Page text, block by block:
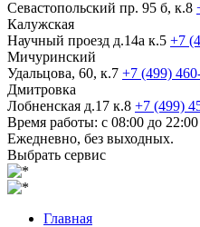
Севастопольский пр. 95 б, к.8
Калужская
Научный проезд д.14а к.5 +7
Мичуринский
Удальцова, 60, к.7 +7 (499)
Дмитровка
Лобненская д.17 к.8 +7 (499)
Время работы: с 08:00 до 22:00
Ежедневно, без выходных.
Выбрать сервис
Главная